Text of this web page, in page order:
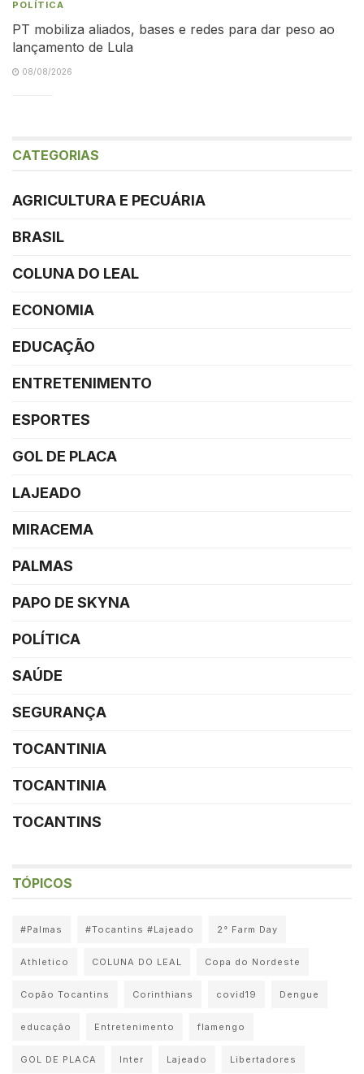
POLÍTICA
PT mobiliza aliados, bases e redes para dar peso ao
lançamento de Lula
08/08/2026
CATEGORIAS
AGRICULTURA E PECUÁRIA
BRASIL
COLUNA DO LEAL
ECONOMIA
EDUCAÇÃO
ENTRETENIMENTO
ESPORTES
GOL DE PLACA
LAJEADO
MIRACEMA
PALMAS
PAPO DE SKYNA
POLÍTICA
SAÚDE
SEGURANÇA
TOCANTINIA
TOCANTINIA
TOCANTINS
TÓPICOS
#Palmas #Tocantins #Lajeado 2° Farm Day
Athletico COLUNA DO LEAL Copa do Nordeste
Copão Tocantins Corinthians covid19 Dengue
educação Entretenimento flamengo
GOL DE PLACA Inter Lajeado Libertadores